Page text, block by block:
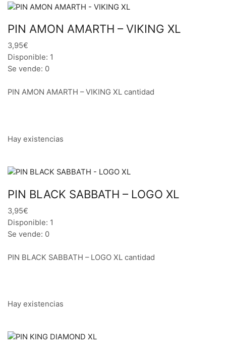
PIN AMON AMARTH – VIKING XL
3,95€
Disponible: 1
Se vende: 0
PIN AMON AMARTH – VIKING XL cantidad
Hay existencias
PIN BLACK SABBATH – LOGO XL
3,95€
Disponible: 1
Se vende: 0
PIN BLACK SABBATH – LOGO XL cantidad
Hay existencias